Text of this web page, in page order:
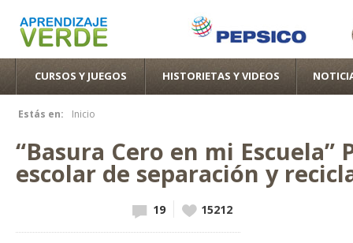
CURSOS Y JUEGOS HISTORIETAS Y VIDEOS
Estás en:
Se encuentra usted aquí
Inicio
“Basura Cero en mi Escuela”
escolar de separación y
15212
Vote up!
19